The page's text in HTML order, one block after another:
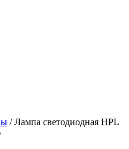
/Лампа светодиодная HPL